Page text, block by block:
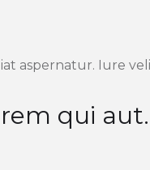
aspernatur. Iure
qui aut.